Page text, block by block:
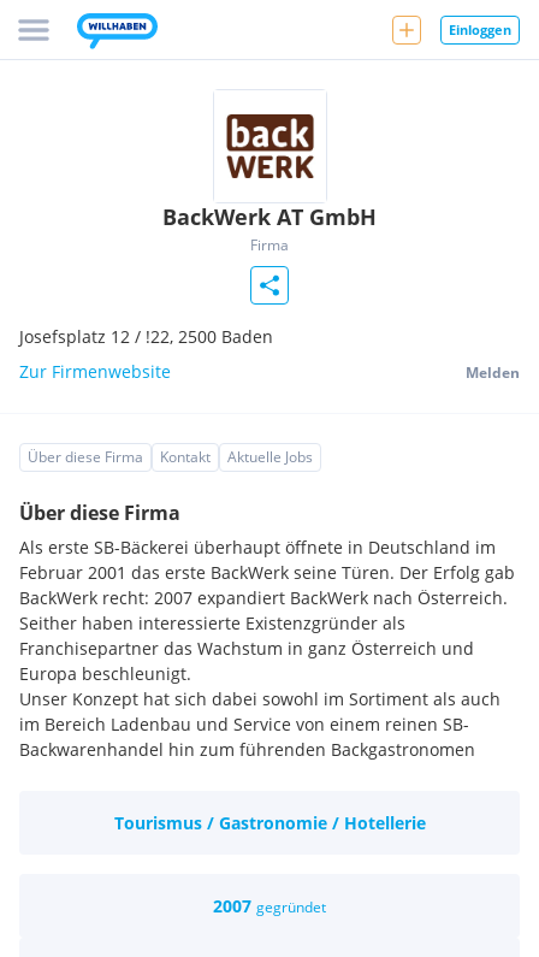
Einloggen
BackWerk AT GmbH
Firma
Josefsplatz 12 / !22, 2500 Baden
Zur Firmenwebsite
Melden
Über diese Firma Kontakt Aktuelle Jobs
Über diese Firma
Als erste SB-Bäckerei überhaupt öffnete in Deutschland im
Februar 2001 das erste BackWerk seine Türen. Der Erfolg gab
BackWerk recht: 2007 expandiert BackWerk nach Österreich.
Seither haben interessierte Existenzgründer als
Franchisepartner das Wachstum in ganz Österreich und
Europa beschleunigt.
Unser Konzept hat sich dabei sowohl im Sortiment als auch
im Bereich Ladenbau und Service von einem reinen SB-
Backwarenhandel hin zum führenden Backgastronomen
auf hohem Niveau stetig weiter um seinen Gästen hohe
BackWerk AT GmbH für die Leitung von BackWerk Österreich
Tourismus / Gastronomie / Hotellerie
2007 gegründet